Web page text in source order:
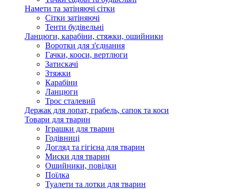
Намети та затіняючі сітки
Сітки затіняючі
Тенти будівельні
Ланцюги, карабіни, стяжки, ошийники
Воротки для з'єднання
Гачки, кооси, вертлюги
Затискачі
Зтяжки
Карабіни
Ланцюги
Трос сталевий
Держак для лопат, грабель, сапок та коси
Товари для тварин
Іграшки для тварин
Годівниці
Догляд та гігієна для тварин
Миски для тварин
Ошийники, повідки
Поїлка
Туалети та лотки для тварин